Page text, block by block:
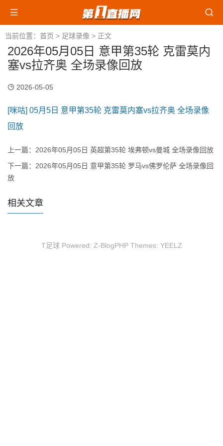
当前位置： 首页 > 足球录像 > 正文
2026年05月05日 意甲第35轮 克雷莫内
塞vs拉齐奥 全场录像回放
2026-05-05
[咪咕] 05月5日 意甲第35轮 克雷莫内塞vs拉齐奥 全场录像
回放
上一篇： 2026年05月05日 英超第35轮 埃弗顿vs曼城 全场录像回放
下一篇： 2026年05月05日 意甲第35轮 罗马vs佛罗伦萨 全场录像回
放
相关文章
T足球 Powered: Z-BlogPHPThemes: YEELZ